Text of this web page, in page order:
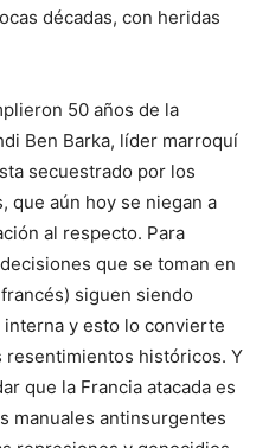
décadas, con heridas
50 años de la
Ben Barka, líder marroquí
secuestrado por los
que aún hoy se niegan a
al respecto. Para
que se toman en
siguen siendo
y esto lo convierte
históricos. Y
que la Francia atacada es
manuales antinsurgentes